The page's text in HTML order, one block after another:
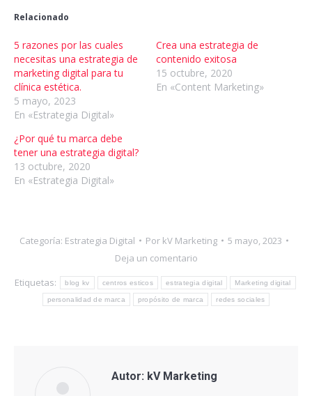
Relacionado
5 razones por las cuales
necesitas una estrategia de
marketing digital para tu
clínica estética.
5 mayo, 2023
En «Estrategia Digital»
Crea una estrategia de
contenido exitosa
15 octubre, 2020
En «Content Marketing»
¿Por qué tu marca debe
tener una estrategia digital?
13 octubre, 2020
En «Estrategia Digital»
Categoría: Estrategia Digital Por kV Marketing
5 mayo, 2023
Deja un comentario
Etiquetas:
blog kv centros esticos estrategia digital Marketing digital
personalidad de marca propósito de marca redes sociales
Autor: kV Marketing